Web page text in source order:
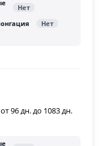
от 96 дн. до 1083 дн.